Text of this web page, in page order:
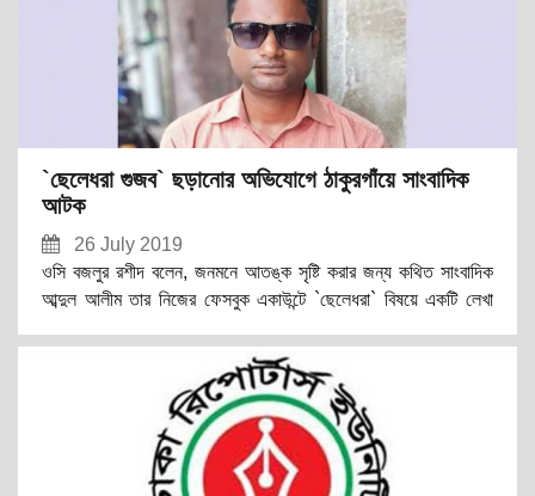
‌‌‌‌`ছেলেধরা গুজব` ছড়ানোর অভিযোগে ঠাকুরগাঁয়ে সাংবাদিক
আটক
26 July 2019
ওসি বজলুর রশীদ বলেন, জনমনে আতঙ্ক সৃষ্টি করার জন্য কথিত সাংবাদিক
আব্দুল আলীম তার নিজের ফেসবুক একাউন্টে `ছেলেধরা` বিষয়ে একটি লেখা
`ছেলেধরা গুজব` ছড়ানোর অভিযোগে বৃহস্পতিবার ভোর রাতে অভিযান চালিয়ে
বাড়ি থেকে কতিথ সাংবাদিক আব্দুল আলীমকে আটক করা হয়।